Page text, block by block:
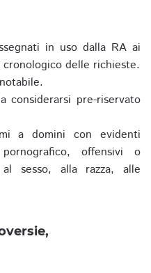
in uso dalla RA ai
delle richieste.
considerarsi pre-riservato
a domini con evidenti
offensivi o
al sesso, alla razza, alle